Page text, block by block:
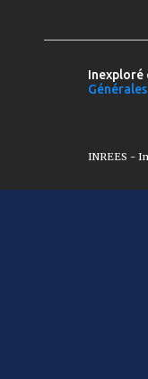
Inexploré
INREES -